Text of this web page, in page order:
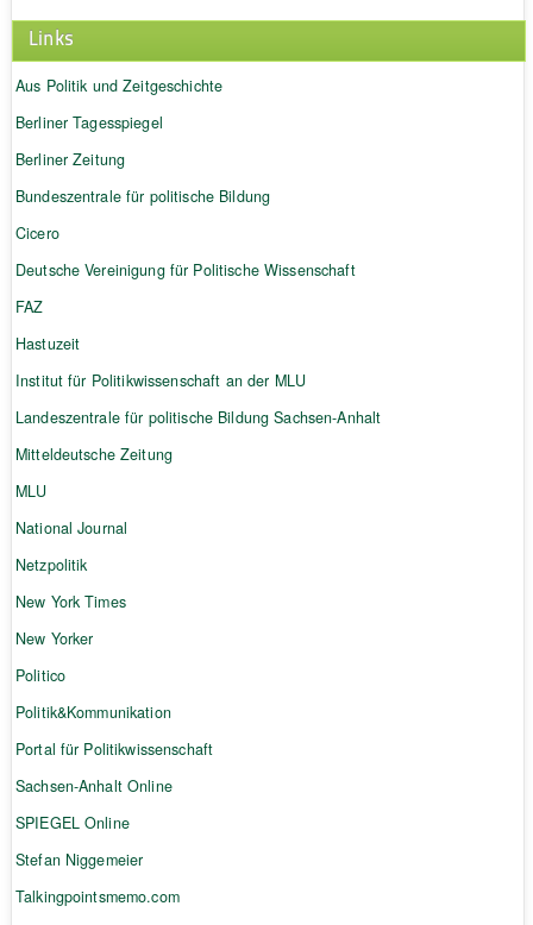
Links
Aus Politik und Zeitgeschichte
Berliner Tagesspiegel
Berliner Zeitung
Bundeszentrale für politische Bildung
Cicero
Deutsche Vereinigung für Politische Wissenschaft
FAZ
Hastuzeit
Institut für Politikwissenschaft an der MLU
Landeszentrale für politische Bildung Sachsen-Anhalt
Mitteldeutsche Zeitung
MLU
National Journal
Netzpolitik
New York Times
New Yorker
Politico
Politik&Kommunikation
Portal für Politikwissenschaft
Sachsen-Anhalt Online
SPIEGEL Online
Stefan Niggemeier
Talkingpointsmemo.com